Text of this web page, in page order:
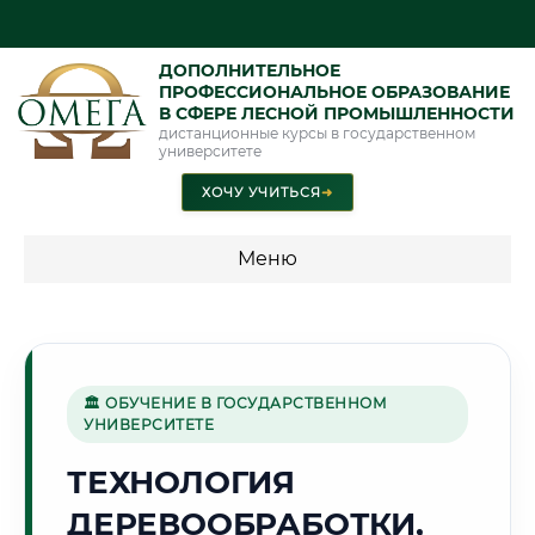
ДОПОЛНИТЕЛЬНОЕ
ПРОФЕССИОНАЛЬНОЕ ОБРАЗОВАНИЕ
В СФЕРЕ ЛЕСНОЙ ПРОМЫШЛЕННОСТИ
дистанционные курсы в государственном
университете
ХОЧУ УЧИТЬСЯ➜
Меню
промышленность"
🌲
🏛 ОБУЧЕНИЕ В ГОСУДАРСТВЕННОМ
УНИВЕРСИТЕТЕ
ТЕХНОЛОГИЯ
ДЕРЕВООБРАБОТКИ,